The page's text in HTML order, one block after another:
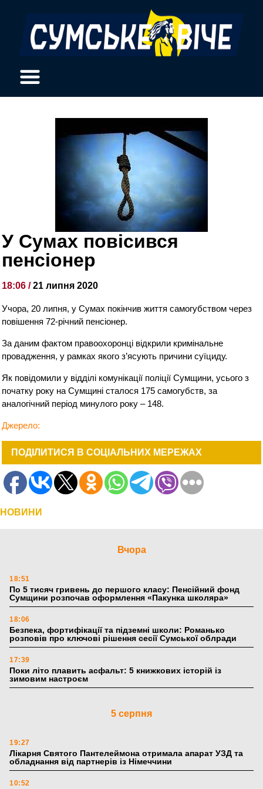
У Сумах повісився
пенсіонер
18:06 /21 липня 2020
Учора, 20 липня, у Сумах покінчив життя самогубством через
повішення 72-річний пенсіонер.
За даним фактом правоохоронці відкрили кримінальне
провадження, у рамках якого з’ясують причини суїциду.
Як повідомили у відділі комунікації поліції Сумщини, усього з
початку року на Сумщині сталося 175 самогубств, за
аналогічний період минулого року – 148.
Джерело:
ПОДІЛИТИСЯ В СОЦІАЛЬНИХ МЕРЕЖАХ
НОВИНИ
Вчора
18:51
По 5 тисяч гривень до першого класу: Пенсійний фонд
Сумщини розпочав оформлення «Пакунка школяра»
18:06
Безпека, фортифікації та підземні школи: Романько
розповів про ключові рішення сесії Сумської облради
17:39
Поки літо плавить асфальт: 5 книжкових історій із
зимовим настроєм
5 серпня
19:27
Лікарня Святого Пантелеймона отримала апарат УЗД та
обладнання від партнерів із Німеччини
10:52